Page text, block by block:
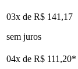
03x de R$ 141,17
sem juros
04x de R$ 111,20*